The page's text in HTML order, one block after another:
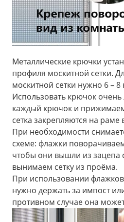
Металлические крючки
профиля москитной сетки.
москитной сетки нужно 6 –
Использовать крючок
каждый крючок и
сетка закрепляются на раме
При необходимости
схеме: флажки
чтобы они вышли из зацепа
вынимаем сетку из проёма.
При использовании
нужно держать за импост
противном случае она